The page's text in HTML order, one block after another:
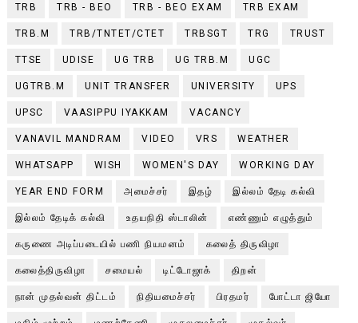
TRB TRB - BEO TRB - BEO EXAM TRB EXAM
TRB.M TRB/TNTET/CTET TRBSGT TRG TRUST
TTSE UDISE UG TRB UG TRB.M UGC
UGTRB.M UNIT TRANSFER UNIVERSITY UPS
UPSC VAASIPPU IYAKKAM VACANCY
VANAVIL MANDRAM VIDEO VRS WEATHER
WHATSAPP WISH WOMEN'S DAY WORKING DAY
YEAR END FORM அமைச்சர் இதழ் இல்லம் தேடி கல்வி
இல்லம் தேடிக் கல்வி உதயநிதி ஸ்டாலின் எண்ணும் எழுத்தும்
கருணை அடிப்படையில் பணி நியமனம் கலைத் திருவிழா
கலைத்திருவிழா சமையல் டிட்டோஜாக் திறன்
நான் முதல்வன் திட்டம் நிதியமைச்சர் பிரதமர் போட்டா ஜியோ